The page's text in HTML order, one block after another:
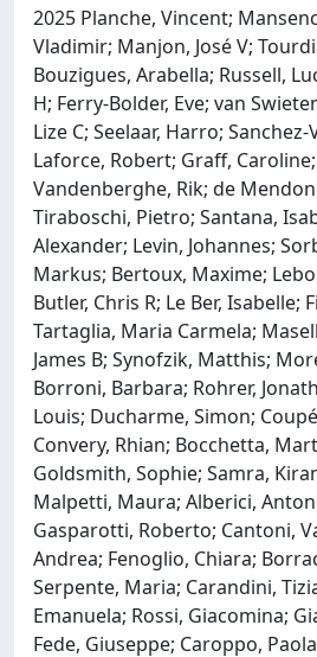
2025 Planche, Vincent;
Vladimir; Manjon, José V;
Bouzigues, Arabella; Russell,
H; Ferry-Bolder, Eve; van
Lize C; Seelaar, Harro; Sanchez-
Laforce, Robert; Graff,
Vandenberghe, Rik; de
Tiraboschi, Pietro; Santana,
Alexander; Levin, Johannes;
Markus; Bertoux, Maxime;
Butler, Chris R; Le Ber, Isabelle;
Tartaglia, Maria Carmela;
James B; Synofzik, Matthis;
Borroni, Barbara; Rohrer,
Louis; Ducharme, Simon;
Convery, Rhian; Bocchetta,
Goldsmith, Sophie; Samra,
Malpetti, Maura; Alberici,
Gasparotti, Roberto; Cantoni,
Andrea; Fenoglio, Chiara;
Serpente, Maria; Carandini,
Emanuela; Rossi, Giacomina;
Fede, Giuseppe; Caroppo,